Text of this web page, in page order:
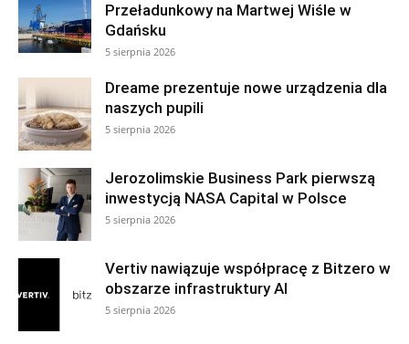
Przeładunkowy na Martwej Wiśle w
Gdańsku
5 sierpnia 2026
Dreame prezentuje nowe urządzenia dla
naszych pupili
5 sierpnia 2026
Jerozolimskie Business Park pierwszą
inwestycją NASA Capital w Polsce
5 sierpnia 2026
Vertiv nawiązuje współpracę z Bitzero w
obszarze infrastruktury AI
5 sierpnia 2026